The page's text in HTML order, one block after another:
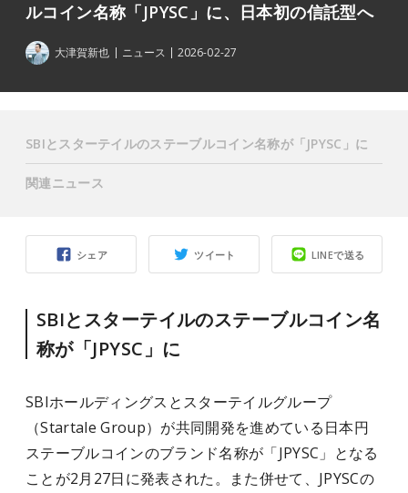
ルコイン名称「JPYSC」に、日本初の信託型へ
大津賀新也 ニュース 2026-02-27
シェア ツイート LINEで送る
SBIとスターテイルのステーブルコイン名
称が「JPYSC」に
SBIホールディングスとスターテイルグループ
（Startale Group）が共同開発を進めている日本円
ステーブルコインのブランド名称が「JPYSC」となる
ことが2月27日に発表された。また併せて、JPYSCの
SBIとスターテイルのステーブルコイン名称が「JPYSC」に
関連ニュース